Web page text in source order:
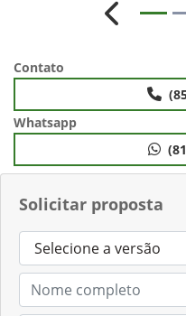
Solicitar proposta
Anterior
Contato
Whatsapp